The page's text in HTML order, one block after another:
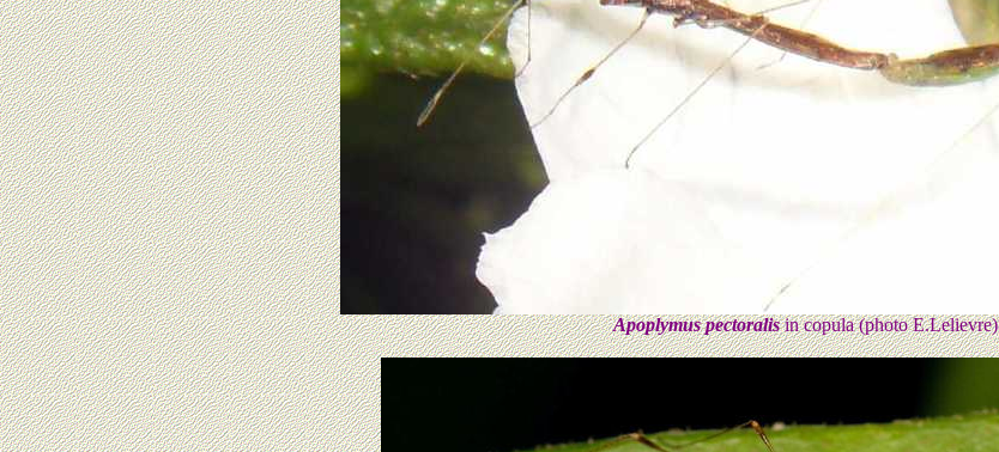
Apoplymus pectoralisin copula (photo E.Lelievre)